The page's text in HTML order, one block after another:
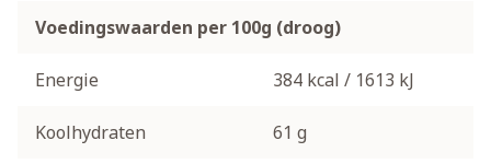
Voedingswaarden per 100g (droog)
Energie 384 kcal / 1613 kJ
Koolhydraten 61 g